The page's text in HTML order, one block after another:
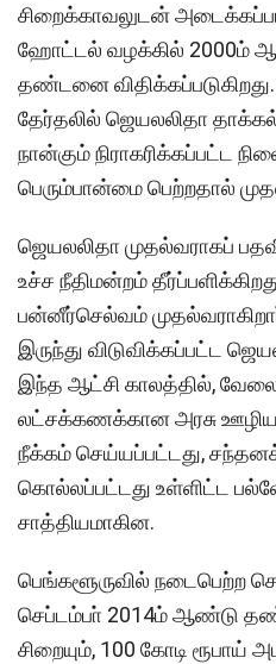
சிறைக்காவலுடன்
ஹோட்டல் வழக்கில் 2000ம்
தண்டனை
தேர்தலில் ஜெயலலிதா
நான்கும் நிராகரிக்கப்பட்ட
பெரும்பான்மை பெற்றதால்
ஜெயலலிதா முதல்வராகப்
உச்ச நீதிமன்றம்
பன்னீர்செல்வம்
இருந்து விடுவிக்கப்பட்ட
இந்த ஆட்சி காலத்தில், வேலை
லட்சக்கணக்கான அரசு
நீக்கம் செய்யப்பட்டது,
கொல்லப்பட்டது உள்ளிட்ட
சாத்தியமாகின.
பெங்களூருவில் நடைபெற்ற
செப்டம்பா் 2014ம் ஆண்டு
சிறையும், 100 கோடி ரூபாய்